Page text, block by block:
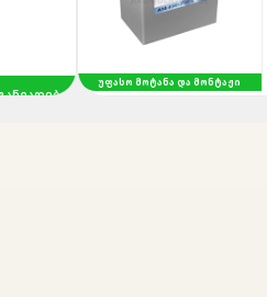
ᲣᲤᲐᲡᲝ ᲛᲝᲢᲐᲜᲐ ᲓᲐ ᲛᲝᲜᲢᲐᲟᲘ